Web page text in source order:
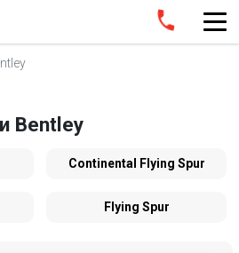
Bentley
Continental Flying Spur
Flying Spur